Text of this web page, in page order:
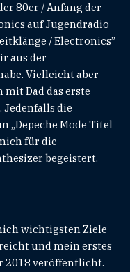
80er / Anfang der
auf Jugendradio
/ Electronics”
aus der
Vielleicht aber
Dad das erste
die
„Depeche Mode Titel
für die
begeistert.
wichtigsten Ziele
und mein erstes
2018 veröffentlicht.